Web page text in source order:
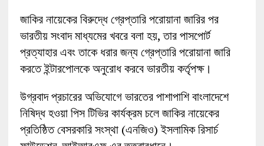
জাকির নায়েকের বিরুদ্ধে গ্রেপ্তারি পরোয়ানা জারির পর
ভারতীয় সংবাদ মাধ্যমের খবরে বলা হয়, তার পাসপোর্ট
প্রত্যাহার এবং তাকে ধরার জন্য গ্রেপ্তারি পরোয়ানা জারি
করতে ইন্টারপোলকে অনুরোধ করবে ভারতীয় কর্তৃপক্ষ।
উগ্রবাদ প্রচারের অভিযোগে ভারতের পাশাপাশি বাংলাদেশে
নিষিদ্ধ হওয়া পিস টিভির কার্যক্রম চলে জাকির নায়েকের
প্রতিষ্ঠিত বেসরকারি সংস্থা (এনজিও) ইসলামিক রিসার্চ